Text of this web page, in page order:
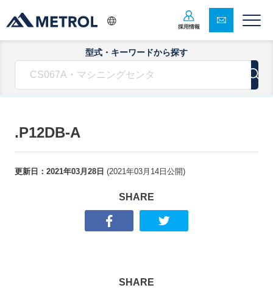
採用情報
型式・キーワードから探す
.P12DB-A
更新日： 2021年03月28日 (2021年03月14日 公開)
SHARE
SHARE